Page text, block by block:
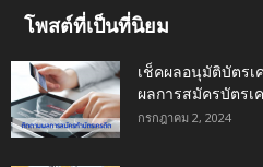
โพสต์ที่เป็นที่นิยม
เช็คผลอนุมัติบัตรเ
ผลการสมัครบัตรเ
กรกฎาคม 2, 2024